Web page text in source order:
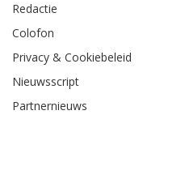
Redactie
Colofon
Privacy & Cookiebeleid
Nieuwsscript
Partnernieuws